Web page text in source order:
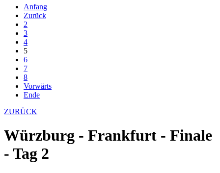
Anfang
Zurück
2
3
4
5
6
7
8
Vorwärts
Ende
ZURÜCK
Würzburg - Frankfurt - Finale
- Tag 2